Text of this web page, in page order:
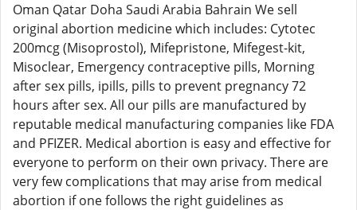
Oman Qatar Doha Saudi Arabia Bahrain We sell
original abortion medicine which includes: Cytotec
200mcg (Misoprostol), Mifepristone, Mifegest-kit,
Misoclear, Emergency contraceptive pills, Morning
after sex pills, ipills, pills to prevent pregnancy 72
hours after sex. All our pills are manufactured by
reputable medical manufacturing companies like FDA
and PFIZER. Medical abortion is easy and effective for
everyone to perform on their own privacy. There are
very few complications that may arise from medical
abortion if one follows the right guidelines as